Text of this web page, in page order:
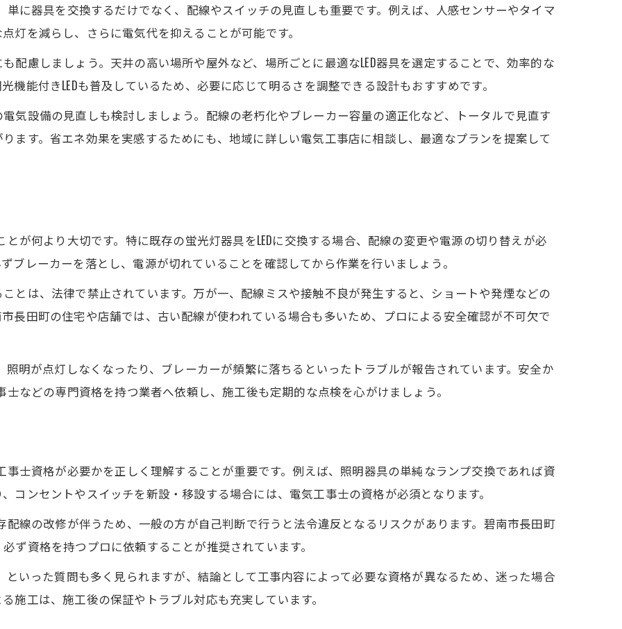
省エネ効果を高める電気工事の工夫を紹介
LED照明の交換手順と電気工事士の役割
工事前に確認すべきLED照明のポイント
効率よく省エネ化できる電気工事方法
プロ視点で考える安心できる工事依頼の心得
電気工事のプロが提案する業者選びの基準
見積もり比較でわかる信頼できる業者の特徴
地域密着の電気工事で暮らしの安全性を高める
電気工事が暮らしの安全性を守る理由とは
地域密着業者のきめ細やかなサービスの魅力
電気工事士が地域で果たす役割と信頼性
身近な電気工事と省エネの両立を目指す方法
単に器具を交換するだけでなく、配線やスイッチの見直しも重要です。例えば、人感センサーやタイマ
灯を減らし、さらに電気代を抑えることが可能です。
配慮しましょう。天井の高い場所や屋外など、場所ごとに最適なLED器具を選定することで、効率的な
機能付きLEDも普及しているため、必要に応じて明るさを調整できる設計もおすすめです。
気設備の見直しも検討しましょう。配線の老朽化やブレーカー容量の適正化など、トータルで見直す
ます。省エネ効果を実感するためにも、地域に詳しい電気工事店に相談し、最適なプランを提案して
とが何より大切です。特に既存の蛍光灯器具をLEDに交換する場合、配線の変更や電源の切り替えが必
ブレーカーを落とし、電源が切れていることを確認してから作業を行いましょう。
とは、法律で禁止されています。万が一、配線ミスや接触不良が発生すると、ショートや発煙などの
長田町の住宅や店舗では、古い配線が使われている場合も多いため、プロによる安全確認が不可欠で
照明が点灯しなくなったり、ブレーカーが頻繁に落ちるといったトラブルが報告されています。安全か
士などの専門資格を持つ業者へ依頼し、施工後も定期的な点検を心がけましょう。
事士資格が必要かを正しく理解することが重要です。例えば、照明器具の単純なランプ交換であれば資
コンセントやスイッチを新設・移設する場合には、電気工事士の資格が必須となります。
配線の改修が伴うため、一般の方が自己判断で行うと法令違反となるリスクがあります。碧南市長田町
ず資格を持つプロに依頼することが推奨されています。
といった質問も多く見られますが、結論として工事内容によって必要な資格が異なるため、迷った場合
施工は、施工後の保証やトラブル対応も充実しています。